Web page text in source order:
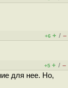
+6 + / –
+5 + / –
для нее. Но,